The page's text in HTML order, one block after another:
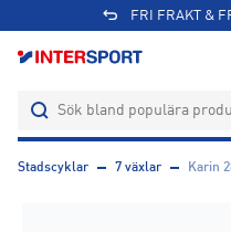
FRI FRAKT &
Stadscyklar 7 växlar Karin